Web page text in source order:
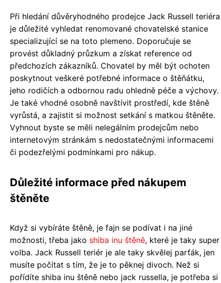
Při hledání důvěryhodného prodejce Jack Russell teriéra
je důležité vyhledat renomované chovatelské stanice
specializující se na toto plemeno. Doporučuje se
provést důkladný průzkum a získat reference od
předchozích zákazníků. Chovatel by měl být ochoten
poskytnout veškeré potřebné informace o štěňátku,
jeho rodičích a odbornou radu ohledně péče a výchovy.
Je také vhodné osobně navštívit prostředí, kde štěně
vyrůstá, a zajistit si možnost setkání s matkou štěněte.
Vyhnout byste se měli nelegálním prodejcům nebo
internetovým stránkám s nedostatečnými informacemi
či podezřelými podmínkami pro nákup.
Důležité informace před nákupem
štěněte
Když si vybíráte štěně, je fajn se podívat i na jiné
možnosti, třeba jako shiba inu štěně, které je taky super
volba. Jack Russell teriér je ale taky skvělej parťák, jen
musíte počítat s tím, že je to pěknej divoch. Než si
pořídíte shiba inu štěně nebo jack russella, je potřeba si